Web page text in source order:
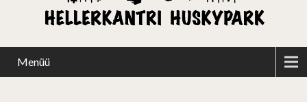
Menüü